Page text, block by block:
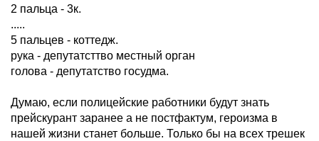
2 пальца - 3к.
.....
5 пальцев - коттедж.
рука - депутатсттво местный орган
голова - депутатство госудма.
Думаю, если полицейские работники будут знать
прейскурант заранее а не постфактум, героизма в
нашей жизни станет больше. Только бы на всех трешек